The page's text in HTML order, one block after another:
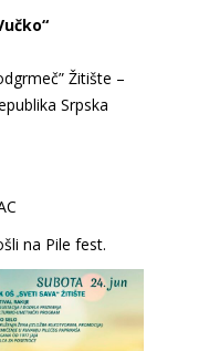
Žitište –
Srpska
na Pile fest.